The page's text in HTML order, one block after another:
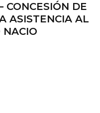
CONCESIÓN DE
ASISTENCIA AL
NACIO